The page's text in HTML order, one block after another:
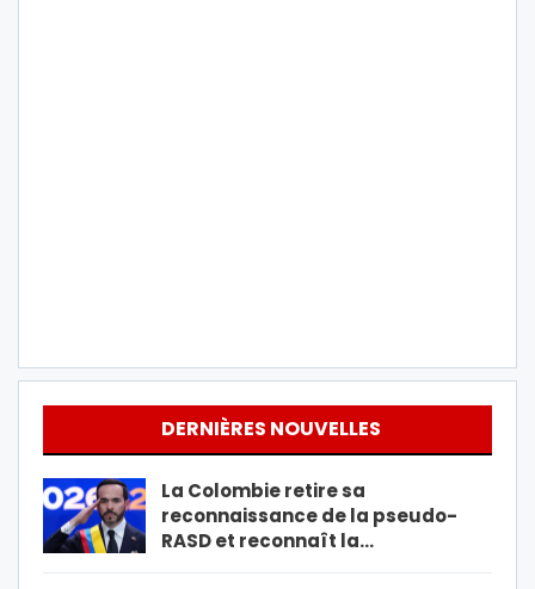
DERNIÈRES NOUVELLES
La Colombie retire sa
reconnaissance de la pseudo-
RASD et reconnaît la…